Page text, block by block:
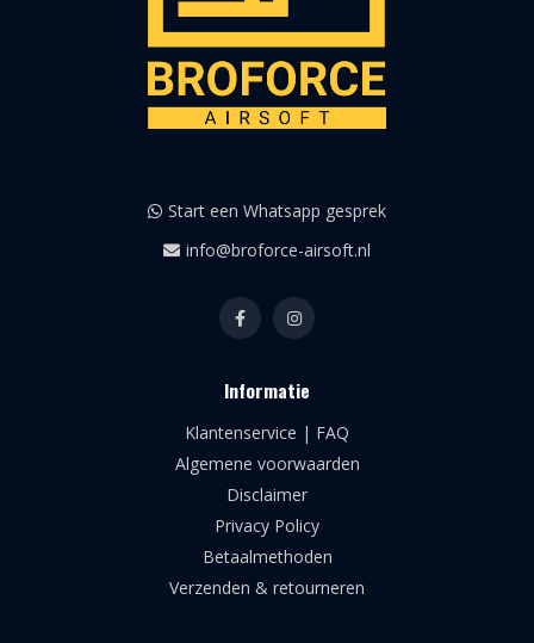
Start een Whatsapp gesprek
info@broforce-airsoft.nl
Informatie
Klantenservice | FAQ
Algemene voorwaarden
Disclaimer
Privacy Policy
Betaalmethoden
Verzenden & retourneren